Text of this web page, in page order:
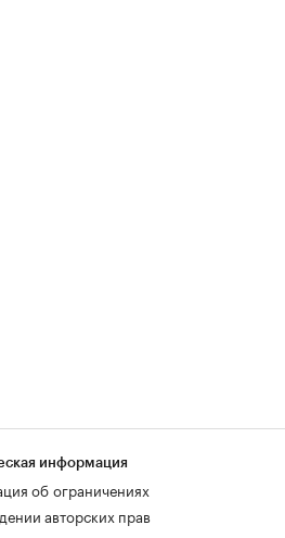
информация
об ограничениях
авторских прав